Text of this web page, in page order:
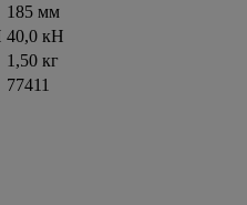
185 мм
40,0 кН
1,50 кг
77411